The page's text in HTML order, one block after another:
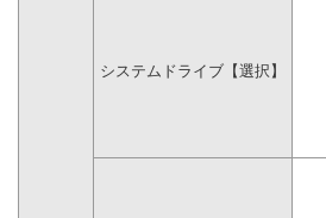
システムドライブ【選択】